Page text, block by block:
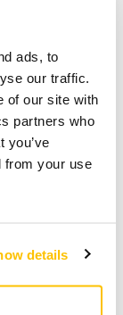
ads, to
our traffic.
of our site with
partners who
you’ve
from your use
details
de 3
de la
s’effectuent
ou chômés.
?
de